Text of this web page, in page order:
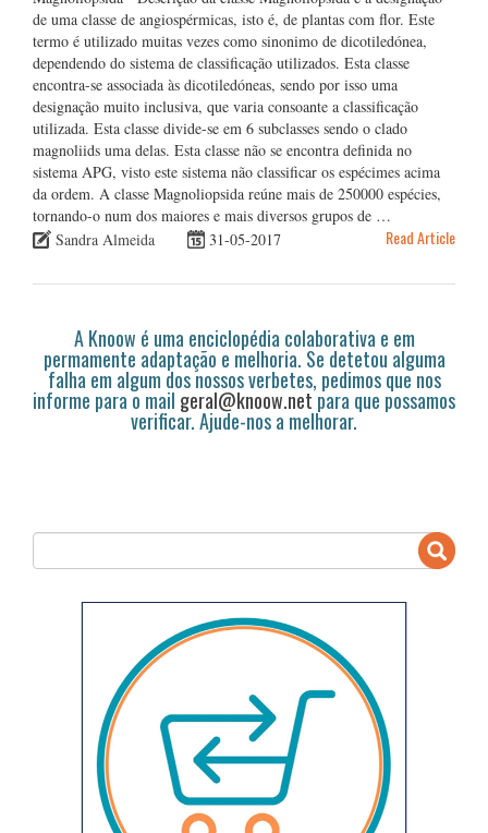
de uma classe de angiospérmicas, isto é, de plantas com flor. Este
termo é utilizado muitas vezes como sinonimo de dicotiledónea,
dependendo do sistema de classificação utilizados. Esta classe
encontra-se associada às dicotiledóneas, sendo por isso uma
designação muito inclusiva, que varia consoante a classificação
utilizada. Esta classe divide-se em 6 subclasses sendo o clado
magnoliids uma delas. Esta classe não se encontra definida no
sistema APG, visto este sistema não classificar os espécimes acima
da ordem. A classe Magnoliopsida reúne mais de 250000 espécies,
tornando-o num dos maiores e mais diversos grupos de …
Sandra Almeida
31-05-2017 Read Article
A Knoow é uma enciclopédia colaborativa e em
permamente adaptação e melhoria. Se detetou alguma
falha em algum dos nossos verbetes, pedimos que nos
informe para o mail geral@knoow.netpara que possamos
verificar. Ajude-nos a melhorar.